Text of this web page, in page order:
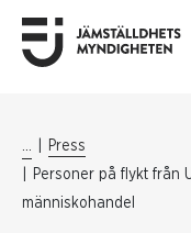
...
Press
Personer på flykt från
människohandel